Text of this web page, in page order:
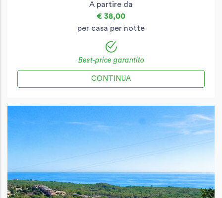
A partire da
€ 38,00
per casa per notte
Best-price garantito
CONTINUA